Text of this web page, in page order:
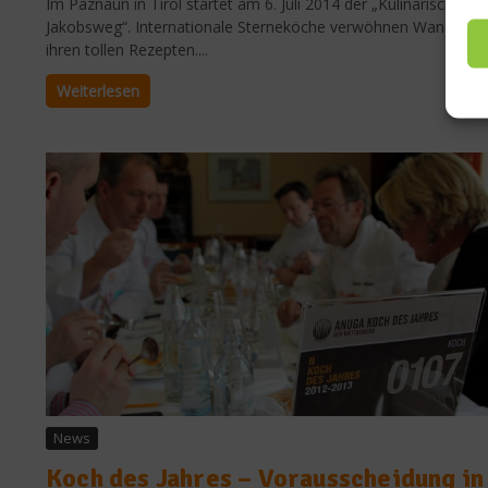
Jakobsweg“. Internationale Sterneköche verwöhnen Wanderer
ihren tollen Rezepten....
Weiterlesen
News
Koch des Jahres – Vorausscheidung in